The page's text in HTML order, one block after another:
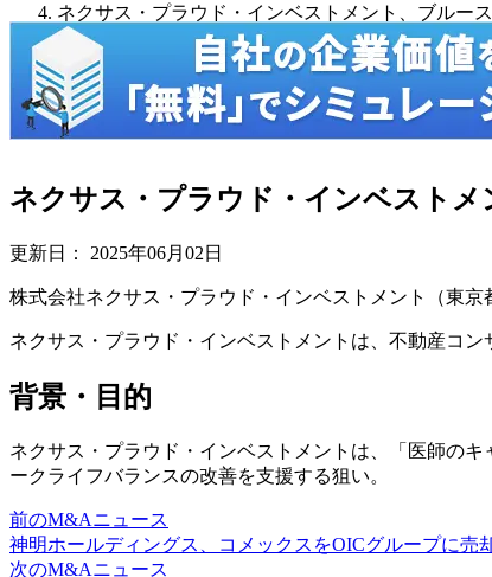
ネクサス・プラウド・インベストメント、ブルー
ネクサス・プラウド・インベスト
更新日： 2025年06月02日
株式会社ネクサス・プラウド・インベストメント（東
ネクサス・プラウド・インベストメントは、不動産コ
背景・目的
ネクサス・プラウド・インベストメントは、「医師の
ークライフバランスの改善を支援する狙い。
前のM&Aニュース
神明ホールディングス、コメックスをOICグループに売
次のM&Aニュース